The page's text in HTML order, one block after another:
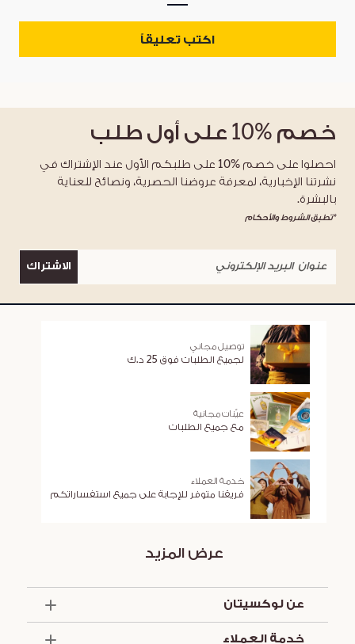
اكتب تعليقاً
خصم %10 على أول طلب
احصلوا على خصم %10 على طلبكم الأول عند الإشتراك في
نشرتنا الإخبارية، لمعرفة عروضنا الحصرية، ونصائح للعناية
بالبشرة.
*تطبق الشروط والأحكام
الاشتراك
توصيل مجاني
لجميع الطلبات فوق 25 د.ك
عيّنات مجانية
مع جميع الطلبات
خدمة العملاء
فريقنا متوفر للإجابة على جميع استفساراتكم
عرض المزيد
عن لوكسيتان
الذكرى السنوية الخمسون
خدمة العملاء